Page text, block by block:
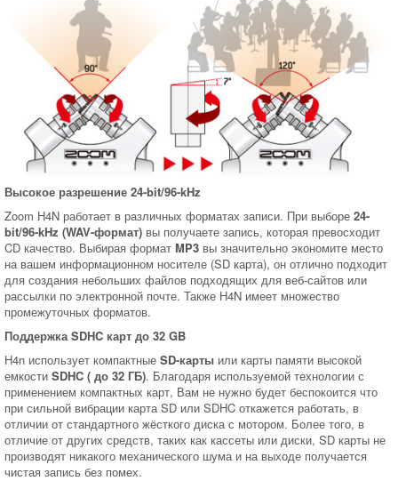
Высокое разрешение 24-bit/96-kHz
Zoom H4N работает в различных форматах записи. При выборе 24-
bit/96-kHz (WAV-формат) вы получаете запись, которая превосходит
CD качество. Выбирая формат MP3 вы значительно экономите место
на вашем информационном носителе (SD карта), он отлично подходит
для создания небольших файлов подходящих для веб-сайтов или
рассылки по электронной почте. Также H4N имеет множество
промежуточных форматов.
Поддержка SDHC карт до 32 GB
H4n использует компактные SD-карты или карты памяти высокой
емкости SDHC ( до 32 ГБ). Благодаря используемой технологии с
применением компактных карт, Вам не нужно будет беспокоится что
при сильной вибрации карта SD или SDHC откажется работать, в
отличии от стандартного жёсткого диска с мотором. Более того, в
отличие от других средств, таких как кассеты или диски, SD карты не
производят никакого механического шума и на выходе получается
чистая запись без помех.